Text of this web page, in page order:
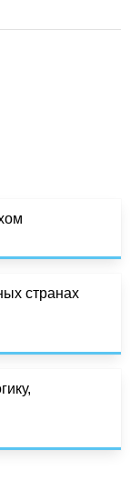
странах